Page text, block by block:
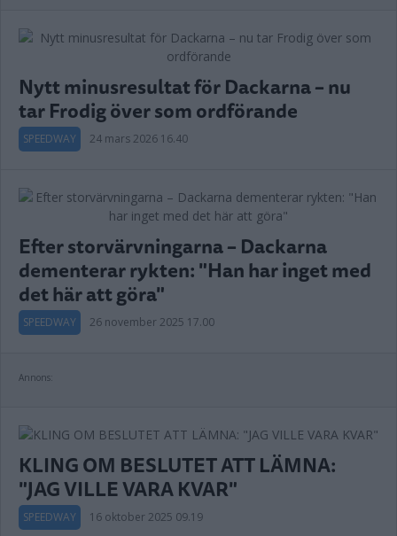
Nytt minusresultat för Dackarna – nu
tar Frodig över som ordförande
SPEEDWAY 24 mars 2026 16.40
Efter storvärvningarna – Dackarna
dementerar rykten: "Han har inget med
det här att göra"
SPEEDWAY 26 november 2025 17.00
Annons:
KLING OM BESLUTET ATT LÄMNA:
"JAG VILLE VARA KVAR"
SPEEDWAY 16 oktober 2025 09.19